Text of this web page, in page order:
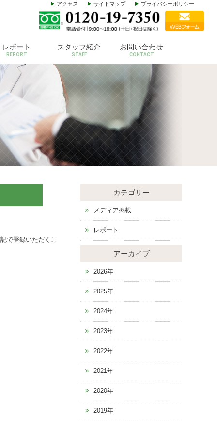
アクセス サイトマップ プライバシーポリシー
レポート
REPORT
スタッフ紹介
STAFF
お問い合わせ
CONTACT
で登録いただくこ
カテゴリー
メディア掲載
レポート
アーカイブ
2026年
2025年
2024年
2023年
2022年
2021年
2020年
2019年